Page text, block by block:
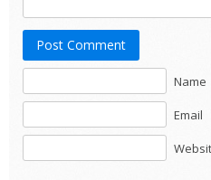
Post Comment
Name
Email